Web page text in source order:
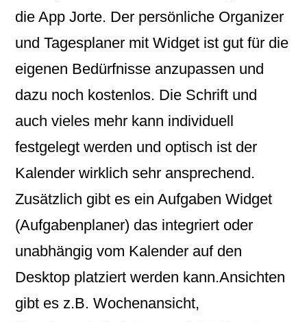
die App Jorte. Der persönliche Organizer
und Tagesplaner mit Widget ist gut für die
eigenen Bedürfnisse anzupassen und
dazu noch kostenlos. Die Schrift und
auch vieles mehr kann individuell
festgelegt werden und optisch ist der
Kalender wirklich sehr ansprechend.
Zusätzlich gibt es ein Aufgaben Widget
(Aufgabenplaner) das integriert oder
unabhängig vom Kalender auf den
Desktop platziert werden kann.Ansichten
gibt es z.B. Wochenansicht,